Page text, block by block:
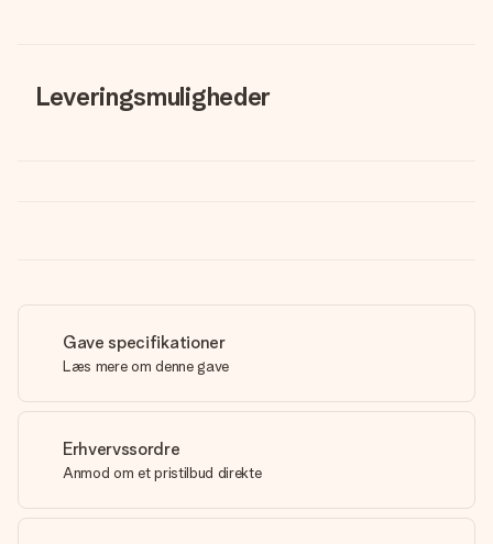
Leveringsmuligheder
Gave specifikationer
Læs mere om denne gave
Erhvervssordre
Anmod om et pristilbud direkte